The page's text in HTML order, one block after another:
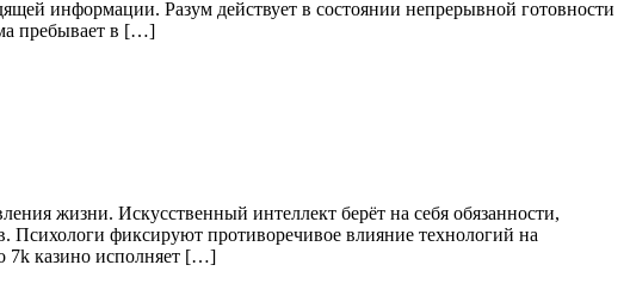
информации. Разум действует в состоянии непрерывной готовности
пребывает в […]
жизни. Искусственный интеллект берёт на себя обязанности,
Психологи фиксируют противоречивое влияние технологий на
7k казино исполняет […]